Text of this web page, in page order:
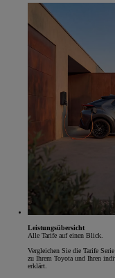
Leistungsübersicht
Alle Tarife auf einen Blick.
Vergleichen Sie die Tarife
zu Ihrem Toyota und Ihren
erklärt.